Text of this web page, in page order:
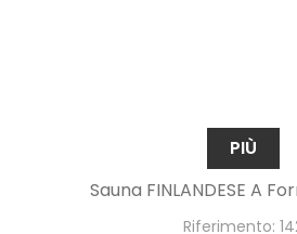
PIÙ
Sauna FINLANDESE A
Riferimento: